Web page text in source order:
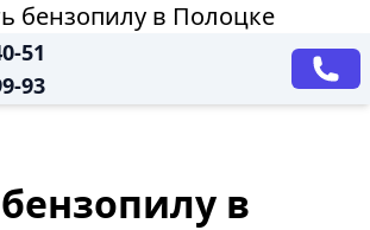
бензопилу в Полоцке
51
93
в